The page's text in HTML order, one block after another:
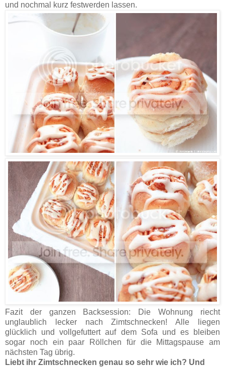
und nochmal kurz festwerden lassen.
Fazit der ganzen Backsession: Die Wohnung riecht
unglaublich lecker nach Zimtschnecken! Alle liegen
glücklich und vollgefuttert auf dem Sofa und es bleiben
sogar noch ein paar Röllchen für die Mittagspause am
nächsten Tag übrig.
Liebt ihr Zimtschnecken genau so sehr wie ich? Und